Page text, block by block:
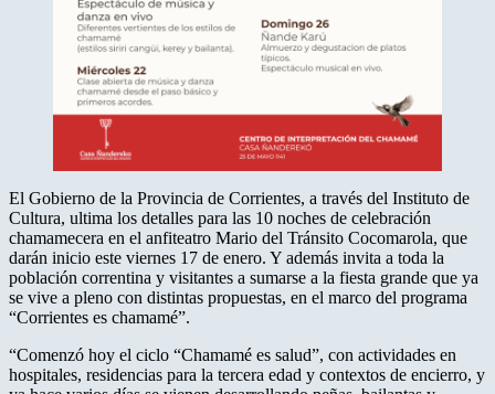
El Gobierno de la Provincia de Corrientes, a través del Instituto de
Cultura, ultima los detalles para las 10 noches de celebración
chamamecera en el anfiteatro Mario del Tránsito Cocomarola, que
darán inicio este viernes 17 de enero. Y además invita a toda la
población correntina y visitantes a sumarse a la fiesta grande que ya
se vive a pleno con distintas propuestas, en el marco del programa
“Corrientes es chamamé”.
“Comenzó hoy el ciclo “Chamamé es salud”, con actividades en
hospitales, residencias para la tercera edad y contextos de encierro, y